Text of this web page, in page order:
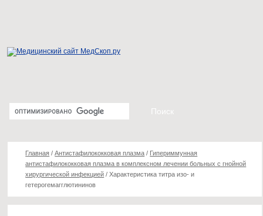
Главная /Антистафилококковая плазма / Гипериммунная
антистафилококковая плазма в комплексном лечении больных с гнойной
хирургической инфекцией /Характеристика титра изо- и
гетерогемагглютининов